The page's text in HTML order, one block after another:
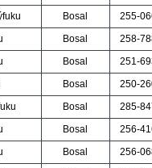
Bosal 255-
Bosal 258-
Bosal 251-
Bosal 250-
Bosal 285-
Bosal 256-
Bosal 256-